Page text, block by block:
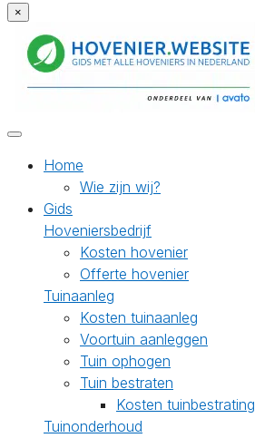
×
Home
Wie zijn wij?
Gids
Hoveniersbedrijf
Kosten hovenier
Offerte hovenier
Tuinaanleg
Kosten tuinaanleg
Voortuin aanleggen
Tuin ophogen
Tuin bestraten
Kosten tuinbestrating
Tuinonderhoud